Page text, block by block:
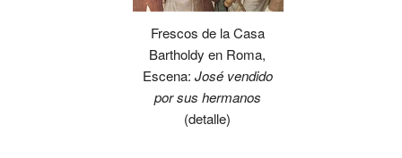
Frescos de la Casa
Bartholdy en Roma,
Escena: José vendido
por sus hermanos
(detalle)